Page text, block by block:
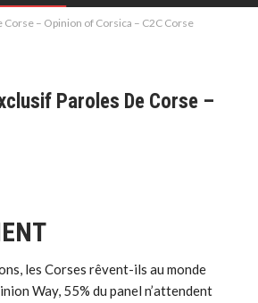
– Opinion of Corsica – C2C Corse
Paroles De Corse –
les Corses rêvent-ils au monde
Way, 55% du panel n’attendent